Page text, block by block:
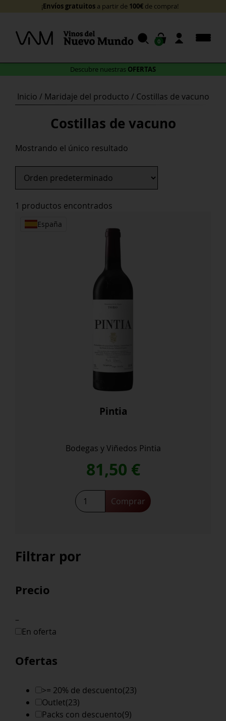
content
Descubre nuestras OFERTAS
¡Envíos gratuitos a partir de 100€ de compra!
0
Inicio / Maridaje del producto / Costillas de vacuno
Costillas de vacuno
Mostrando el único resultado
1 productos encontrados
España
Pintia
Bodegas y Viñedos Pintia
81,50 €
Pintia
cantidad
Comprar
Filtrar por
Precio
–
En oferta
Ofertas
>= 20% de descuento(23)
Outlet(23)
Packs con descuento(9)